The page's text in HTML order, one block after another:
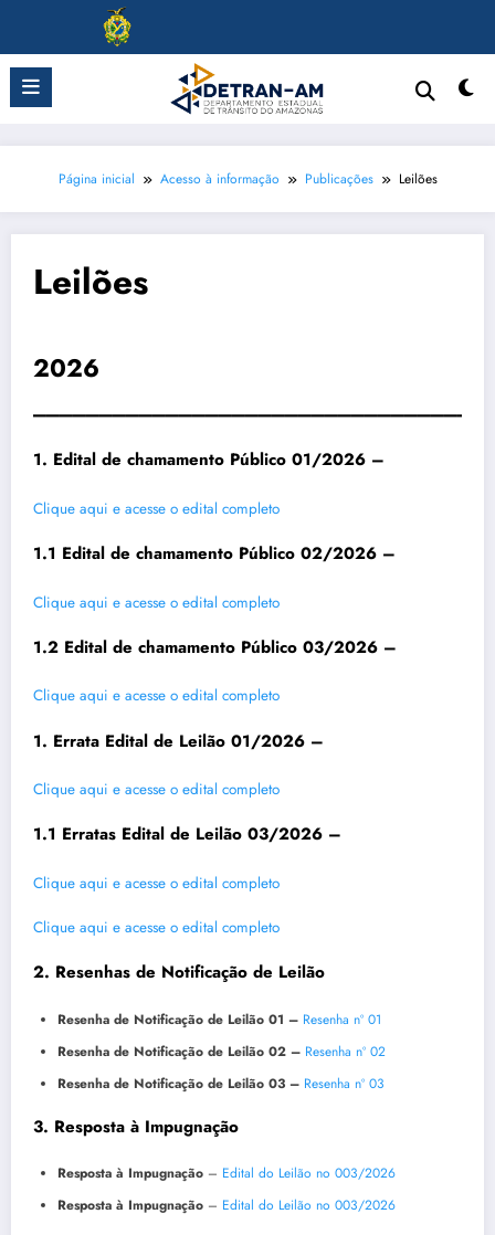
Pular
para
Página inicial Acesso à informação Publicações Leilões
Leilões
2026
1. Edital de chamamento Público 01/2026 –
Clique aqui e acesse o edital completo
1.1 Edital de chamamento Público 02/2026 –
Clique aqui e acesse o edital completo
1.2 Edital de chamamento Público 03/2026 –
Clique aqui e acesse o edital completo
1. Errata Edital de Leilão 01/2026 –
Clique aqui e acesse o edital completo
1.1 Erratas Edital de Leilão 03/2026 –
Clique aqui e acesse o edital completo
Clique aqui e acesse o edital completo
2. Resenhas de Notificação de Leilão
Resenha de Notificação de Leilão 01 – Resenha nº 01
Resenha de Notificação de Leilão 02 – Resenha nº 02
Resenha de Notificação de Leilão 03 – Resenha nº 03
3. Resposta à Impugnação
Resposta à Impugnação – Edital do Leilão no 003/2026
Resposta à Impugnação – Edital do Leilão no 003/2026